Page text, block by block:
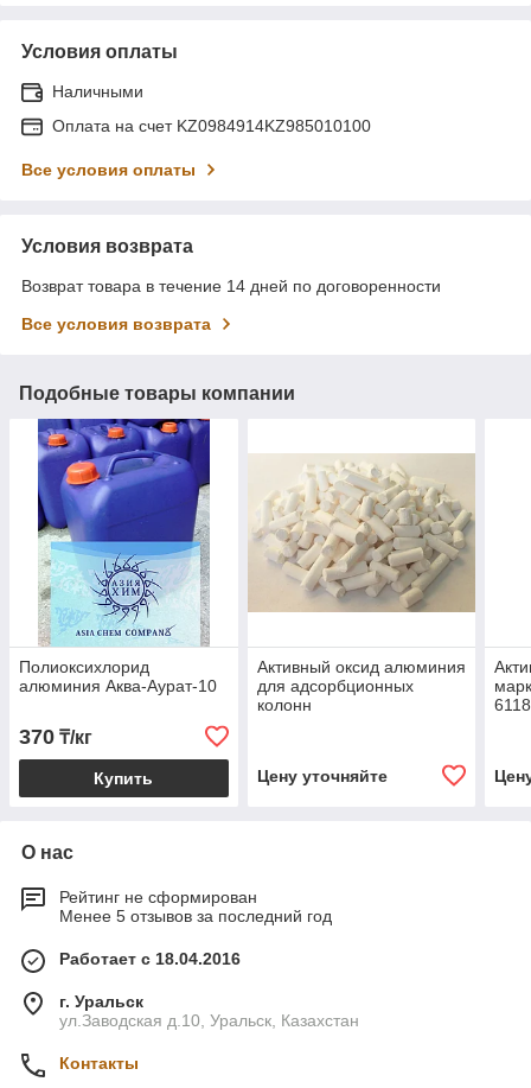
Условия оплаты
Наличными
Оплата на счет KZ0984914KZ985010100
Все условия оплаты
Условия возврата
Возврат товара в течение 14 дней по договоренности
Все условия возврата
Подобные товары компании
Полиоксихлорид
алюминия Аква-Аурат-10
370 ₸/кг
Купить
Активный оксид алюминия
для адсорбционных
колонн
Цену уточняйте
О нас
Рейтинг не сформирован
Менее 5 отзывов за последний год
Работает с 18.04.2016
г. Уральск
ул.Заводская д.10, Уральск, Казахстан
Контакты